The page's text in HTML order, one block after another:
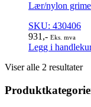
Lær/nylon grime
SKU: 430406
931 ,- Eks. mva
Legg i
Viser alle 2 resultater